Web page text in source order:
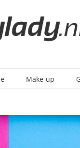
Make-up